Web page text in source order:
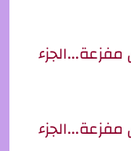
مفزعة...الجزء
مفزعة...الجزء